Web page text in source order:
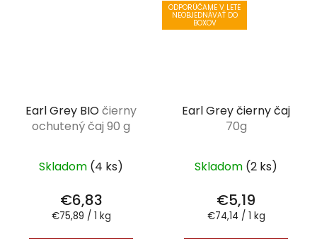
Earl Grey BIOčierny
ochutený čaj 90 g
Skladom (4 ks)
€6,83
Jednotková
€75,89 / 1 kg
ODPORÚČAME V LETE
NEOBJEDNÁVAŤ DO
BOXOV
Earl Grey čierny čaj
70g
Skladom (2 ks)
€5,19
Jednotková
€74,14 / 1 kg